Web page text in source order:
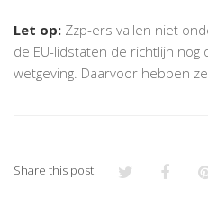
Let op: Zzp-ers vallen niet
de EU-lidstaten de richtlijn nog
wetgeving. Daarvoor hebben
Share this post: